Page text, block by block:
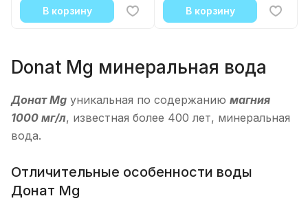
В корзину В корзину
Donat Mg минеральная вода
Донат Mg уникальная по содержанию магния
1000 мг/л, известная более 400 лет, минеральная
вода.
Отличительные особенности воды
Донат Mg